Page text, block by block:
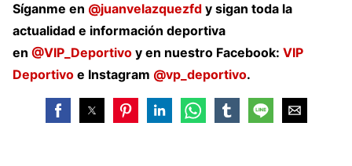
Síganme en @juanvelazquezfd y sigan toda la
actualidad e información deportiva
en @VIP_Deportivo y en nuestro Facebook: VIP
Deportivo e Instagram @vp_deportivo.